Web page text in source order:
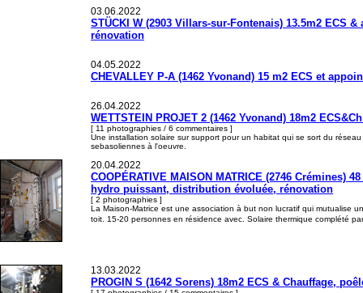
03.06.2022
STÜCKI W (2903 Villars-sur-Fontenais) 13.5m2 ECS
rénovation
04.05.2022
CHEVALLEY P-A (1462 Yvonand) 15 m2 ECS et
26.04.2022
WETTSTEIN PROJET 2 (1462 Yvonand) 18m2
[ 11 photographies / 6 commentaires ]
Une installation solaire sur support pour un habitat qui se sort du
sebasoliennes à l'oeuvre.
20.04.2022
COOPÉRATIVE MAISON MATRICE (2746 Crémines)
hydro puissant, distribution évoluée, rénovation
[ 2 photographies ]
La Maison-Matrice est une association à but non lucratif qui mutualise
toit. 15-20 personnes en résidence avec. Solaire thermique complété
13.03.2022
PROGIN S (1642 Sorens) 18m2 ECS & Chauffage,